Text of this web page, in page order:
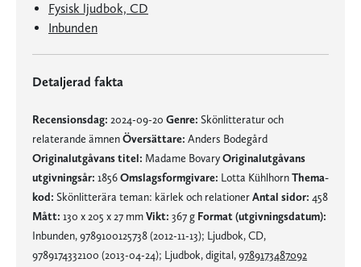
Fysisk ljudbok, CD
Inbunden
Detaljerad fakta
Recensionsdag: 2024-09-20 Genre: Skönlitteratur och
relaterande ämnenÖversättare: Anders Bodegård
Originalutgåvans titel: Madame BovaryOriginalutgåvans
utgivningsår: 1856Omslagsformgivare: Lotta KühlhornThema-
kod: Skönlitterära teman: kärlek och relationerAntal sidor: 458
Mått: 130 x 205 x 27 mmVikt: 367 g Format (utgivningsdatum):
Inbunden, 9789100125738 (2012-11-13); Ljudbok, CD,
9789174332100 (2013-04-24); Ljudbok, digital,9789173487092